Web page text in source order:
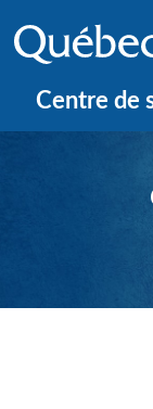
Centre de